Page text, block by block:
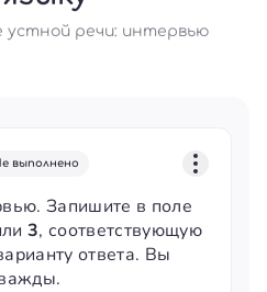
устной речи: интервью
выполнено
Запишите в поле
3, соответствующую
ответа. Вы